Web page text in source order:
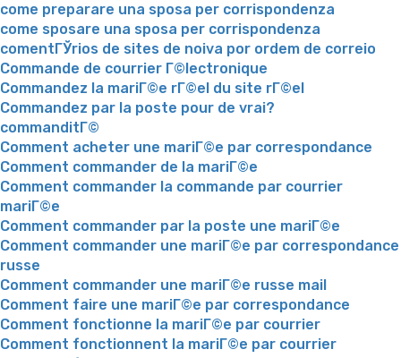
come preparare una sposa per corrispondenza
come sposare una sposa per corrispondenza
comentГЎrios de sites de noiva por ordem de correio
Commande de courrier Г©lectronique
Commandez la mariГ©e rГ©el du site rГ©el
Commandez par la poste pour de vrai?
commanditГ©
Comment acheter une mariГ©e par correspondance
Comment commander de la mariГ©e
Comment commander la commande par courrier
mariГ©e
Comment commander par la poste une mariГ©e
Comment commander une mariГ©e par correspondance
russe
Comment commander une mariГ©e russe mail
Comment faire une mariГ©e par correspondance
Comment fonctionne la mariГ©e par courrier
Comment fonctionnent la mariГ©e par courrier